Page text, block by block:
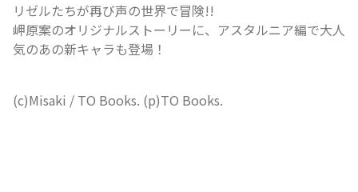
リゼルたちが再び声の世界で冒険!!
岬原案のオリジナルストーリーに、アスタルニア編で大人
気のあの新キャラも登場！
(c)Misaki / TO Books. (p)TO Books.